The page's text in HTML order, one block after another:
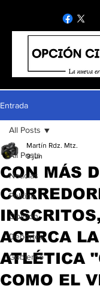
Entrada
All Posts
Noticias
Politica
Opinion
Deportes
Gobierno
All Posts
CON MÁS
ACERCA
ATLÉTICA
COMO EL
Martín Rdz. Mtz.
9 jun